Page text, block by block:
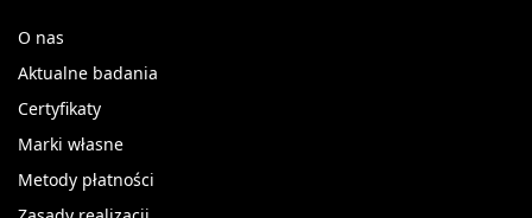
O nas
Aktualne badania
Certyfikaty
Marki własne
Metody płatności